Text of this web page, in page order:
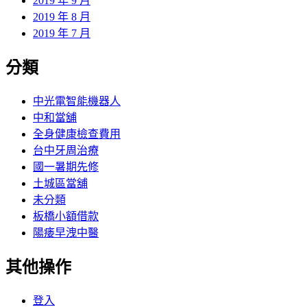
2019 年 8 月
2019 年 7 月
分類
中光電智能機器人
中和當舖
全身健康檢查費用
台中牙周治療
國一暑期先修
土城區當舖
未分類
板橋小額借款
陽痿早洩中醫
其他操作
登入